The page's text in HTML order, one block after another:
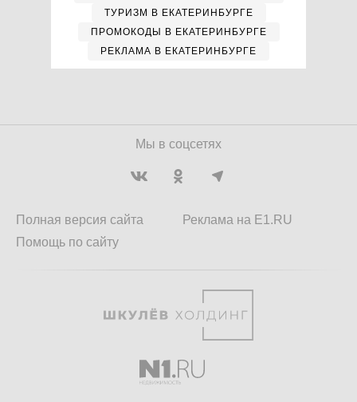
ТУРИЗМ В ЕКАТЕРИНБУРГЕ
ПРОМОКОДЫ В ЕКАТЕРИНБУРГЕ
РЕКЛАМА В ЕКАТЕРИНБУРГЕ
Мы в соцсетях
Полная версия сайта
Помощь по сайту
Реклама на E1.RU